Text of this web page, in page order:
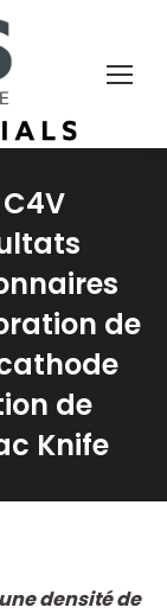
de
de
Knife
densité de